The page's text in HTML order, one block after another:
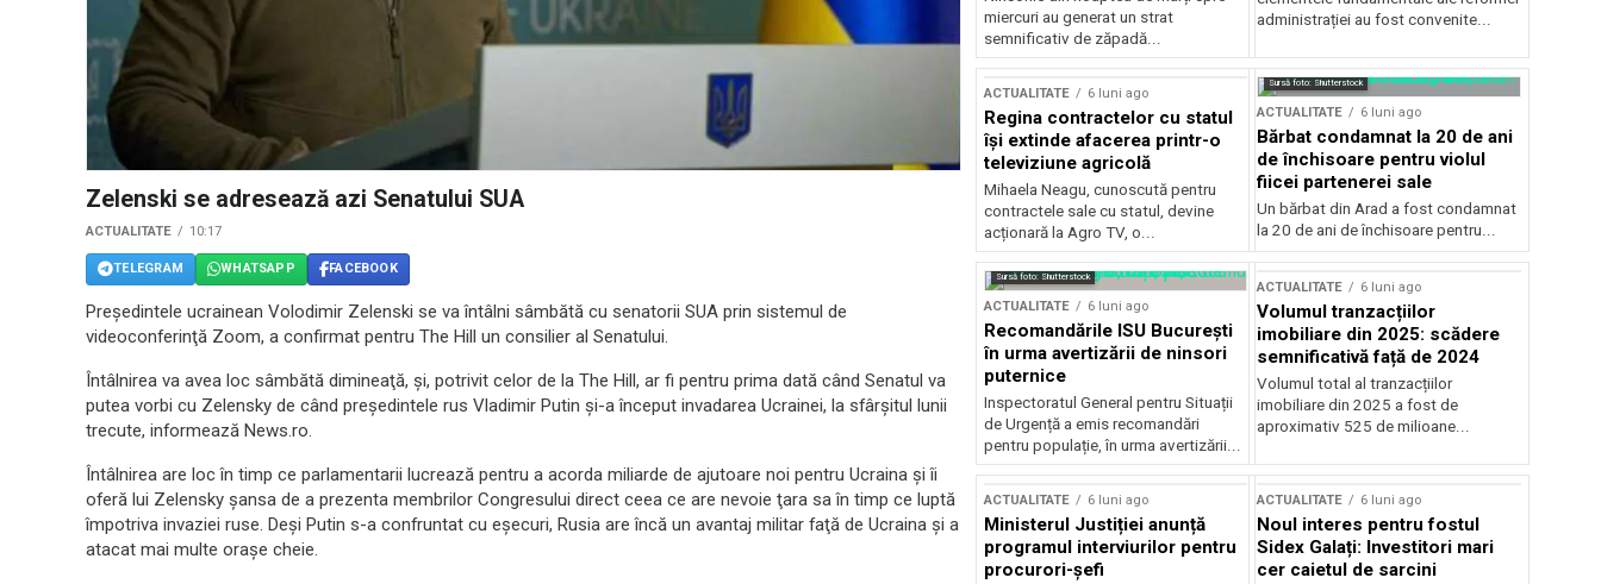
Zelenski se adresează azi Senatului SUA
ACTUALITATE 10:17
TELEGRAM WHATSAPP FACEBOOK
Preşedintele ucrainean Volodimir Zelenski se va întâlni sâmbătă cu senatorii SUA prin sistemul de
videoconferinţă Zoom, a confirmat pentru The Hill un consilier al Senatului.
Întâlnirea va avea loc sâmbătă dimineaţă, şi, potrivit celor de la The Hill, ar fi pentru prima dată când Senatul va
putea vorbi cu Zelensky de când preşedintele rus Vladimir Putin şi-a început invadarea Ucrainei, la sfârşitul lunii
trecute, informează News.ro.
Întâlnirea are loc în timp ce parlamentarii lucrează pentru a acorda miliarde de ajutoare noi pentru Ucraina şi îi
oferă lui Zelensky şansa de a prezenta membrilor Congresului direct ceea ce are nevoie ţara sa în timp ce luptă
împotriva invaziei ruse. Deşi Putin s-a confruntat cu eşecuri, Rusia are încă un avantaj militar faţă de Ucraina şi a
atacat mai multe oraşe cheie.
miercuri au generat un strat
semnificativ de zăpadă...
administrației au fost convenite...
ACTUALITATE 6 luni ago
Regina contractelor cu statul
își extinde afacerea printr-o
televiziune agricolă
Mihaela Neagu, cunoscută pentru
contractele sale cu statul, devine
acționară la Agro TV, o...
Sursă foto: Shutterstock
ACTUALITATE 6 luni ago
Bărbat condamnat la 20 de ani
de închisoare pentru violul
fiicei partenerei sale
Un bărbat din Arad a fost condamnat
la 20 de ani de închisoare pentru...
Sursă foto: Shutterstock
ACTUALITATE 6 luni ago
Recomandările ISU București
în urma avertizării de ninsori
puternice
Inspectoratul General pentru Situații
de Urgență a emis recomandări
pentru populație, în urma avertizării...
ACTUALITATE 6 luni ago
Volumul tranzacțiilor
imobiliare din 2025: scădere
semnificativă față de 2024
Volumul total al tranzacțiilor
imobiliare din 2025 a fost de
aproximativ 525 de milioane...
ACTUALITATE 6 luni ago
Ministerul Justiției anunță
programul interviurilor pentru
procurori-șefi
ACTUALITATE 6 luni ago
Noul interes pentru fostul
Sidex Galați: Investitori mari
cer caietul de sarcini